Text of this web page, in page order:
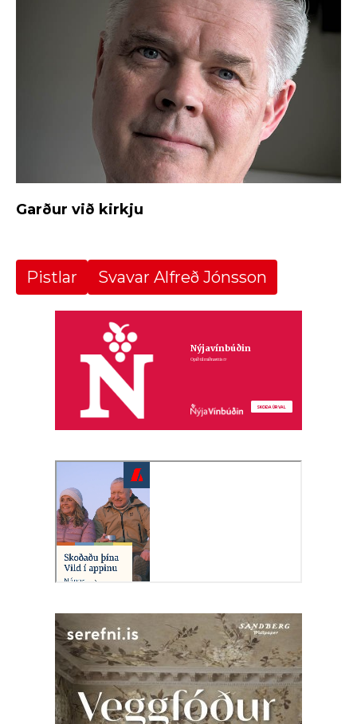
Garður við kirkju
Pistlar Svavar Alfreð Jónsson